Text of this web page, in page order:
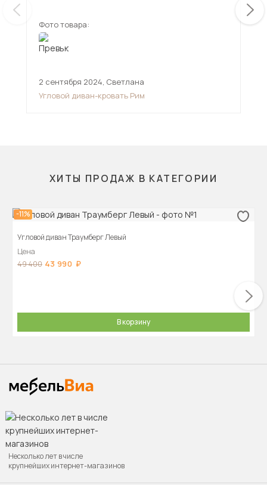
Фото товара:
2 сентября 2024, Светлана
Угловой диван-кровать Рим
ХИТЫ ПРОДАЖ В КАТЕГОРИИ
-11%
Угловой диван Траумберг Левый
Цена
49 400 43 990
В корзину
Несколько лет в числе
крупнейших интернет-магазинов